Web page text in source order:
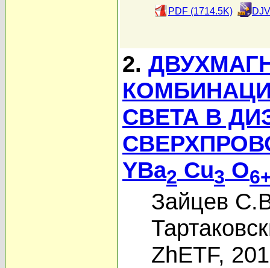
PDF (1714.5K)
2.
СВЕТА В
YBa2 Cu3 O
Зайцев
ZhETF,